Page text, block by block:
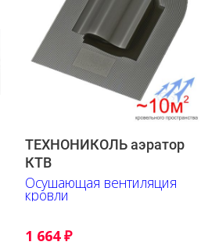
ТЕХНОНИКОЛЬ аэратор
КТВ
Осушающая вентиляция
кровли
1 664₽